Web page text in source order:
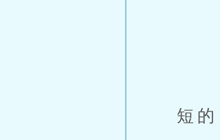
而
这
短的